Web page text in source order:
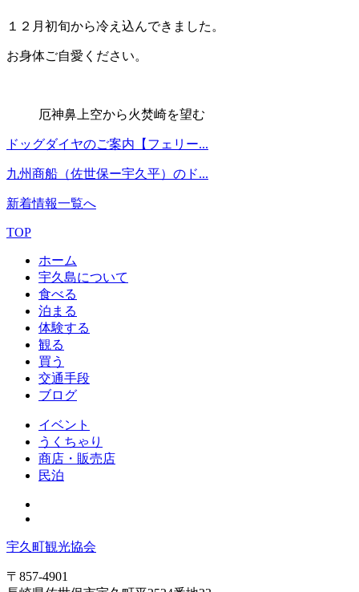
１２月初旬から冷え込んできました。
お身体ご自愛ください。
厄神鼻上空から火焚崎を望む
ドッグダイヤのご案内【フェリー...
九州商船（佐世保ー宇久平）のド...
新着情報一覧へ
TOP
ホーム
宇久島について
食べる
泊まる
体験する
観る
買う
交通手段
ブログ
イベント
うくちゃり
商店・販売店
民泊
宇久町観光協会
〒857-4901